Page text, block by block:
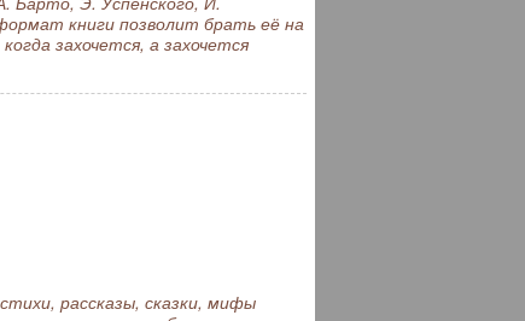
книги позволит брать её на
захочется, а захочется
рассказы, сказки, мифы